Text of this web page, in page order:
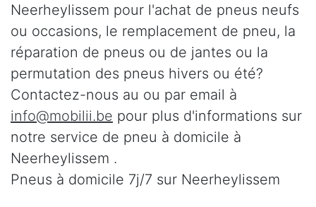
Neerheylissem pour l'achat de pneus neufs
ou occasions, le remplacement de pneu, la
réparation de pneus ou de jantes ou la
permutation des pneus hivers ou été?
Contactez-nous au ou par email à
info@mobilii.be pour plus d'informations sur
notre service de pneu à domicile à
Neerheylissem .
Pneus à domicile 7j/7 sur Neerheylissem